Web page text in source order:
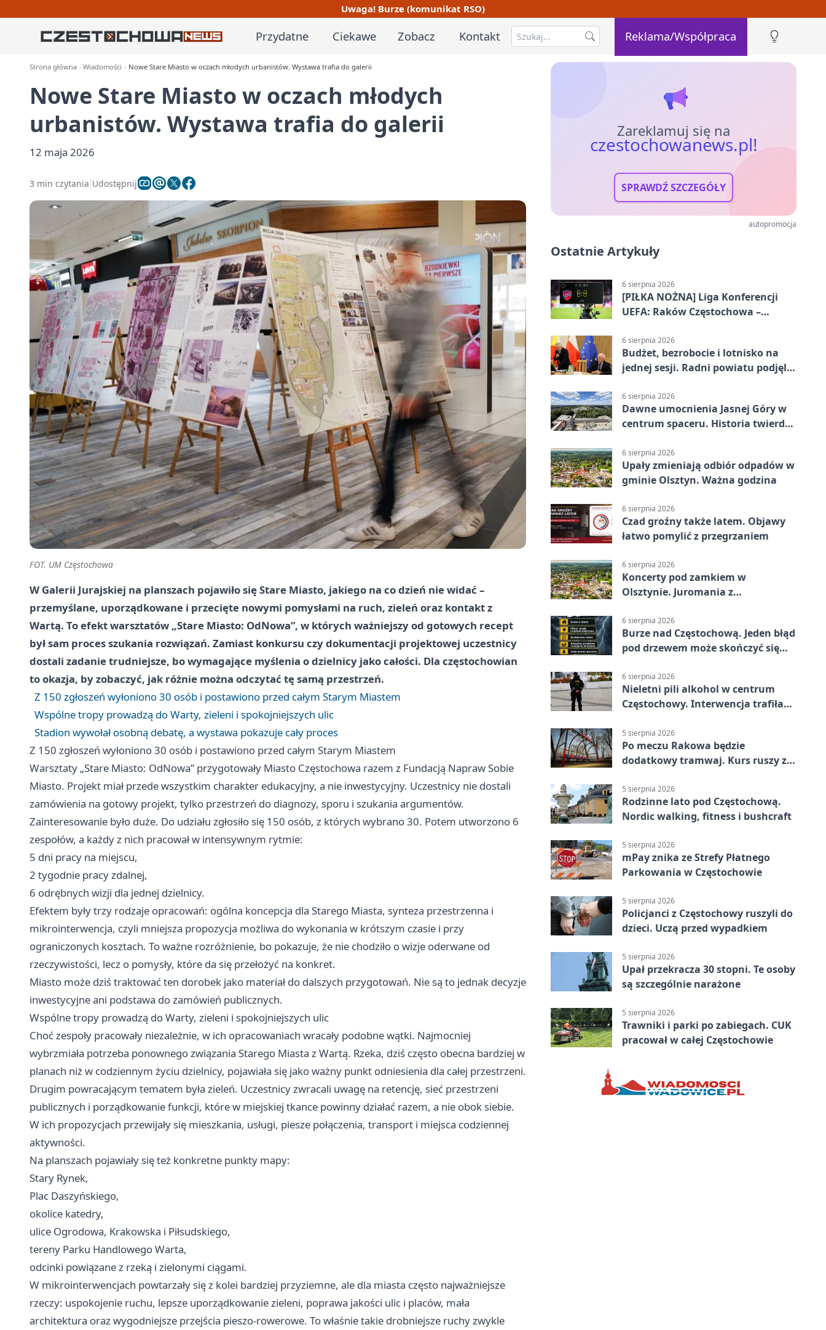
Uwaga! Burze (komunikat RSO)
Przydatne Ciekawe Zobacz Kontakt Reklama/Współpraca
Strona główna Wiadomości Nowe Stare Miasto w oczach młodych urbanistów. Wystawa trafia do galerii
Nowe Stare Miasto w oczach młodych
urbanistów. Wystawa trafia do galerii
12 maja 2026
3 min czytania Udostępnij
FOT. UM Częstochowa
W Galerii Jurajskiej na planszach pojawiło się Stare Miasto, jakiego na co dzień nie widać –
przemyślane, uporządkowane i przecięte nowymi pomysłami na ruch, zieleń oraz kontakt z
Wartą. To efekt warsztatów „Stare Miasto: OdNowa”, w których ważniejszy od gotowych recept
był sam proces szukania rozwiązań. Zamiast konkursu czy dokumentacji projektowej uczestnicy
dostali zadanie trudniejsze, bo wymagające myślenia o dzielnicy jako całości. Dla częstochowian
to okazja, by zobaczyć, jak różnie można odczytać tę samą przestrzeń.
Z 150 zgłoszeń wyłoniono 30 osób i postawiono przed całym Starym Miastem
Wspólne tropy prowadzą do Warty, zieleni i spokojniejszych ulic
Stadion wywołał osobną debatę, a wystawa pokazuje cały proces
Z 150 zgłoszeń wyłoniono 30 osób i postawiono przed całym Starym Miastem
Warsztaty „Stare Miasto: OdNowa” przygotowały Miasto Częstochowa razem z Fundacją Napraw Sobie
Miasto. Projekt miał przede wszystkim charakter edukacyjny, a nie inwestycyjny. Uczestnicy nie dostali
zamówienia na gotowy projekt, tylko przestrzeń do diagnozy, sporu i szukania argumentów.
Zainteresowanie było duże. Do udziału zgłosiło się 150 osób, z których wybrano 30. Potem utworzono 6
zespołów, a każdy z nich pracował w intensywnym rytmie:
5 dni pracy na miejscu,
2 tygodnie pracy zdalnej,
6 odrębnych wizji dla jednej dzielnicy.
Efektem były trzy rodzaje opracowań: ogólna koncepcja dla Starego Miasta, synteza przestrzenna i
mikrointerwencja, czyli mniejsza propozycja możliwa do wykonania w krótszym czasie i przy
ograniczonych kosztach. To ważne rozróżnienie, bo pokazuje, że nie chodziło o wizje oderwane od
rzeczywistości, lecz o pomysły, które da się przełożyć na konkret.
Miasto może dziś traktować ten dorobek jako materiał do dalszych przygotowań. Nie są to jednak decyzje
inwestycyjne ani podstawa do zamówień publicznych.
Wspólne tropy prowadzą do Warty, zieleni i spokojniejszych ulic
Choć zespoły pracowały niezależnie, w ich opracowaniach wracały podobne wątki. Najmocniej
wybrzmiała potrzeba ponownego związania Starego Miasta z Wartą. Rzeka, dziś często obecna bardziej w
planach niż w codziennym życiu dzielnicy, pojawiała się jako ważny punkt odniesienia dla całej przestrzeni.
Drugim powracającym tematem była zieleń. Uczestnicy zwracali uwagę na retencję, sieć przestrzeni
publicznych i porządkowanie funkcji, które w miejskiej tkance powinny działać razem, a nie obok siebie.
W ich propozycjach przewijały się mieszkania, usługi, piesze połączenia, transport i miejsca codziennej
aktywności.
Na planszach pojawiały się też konkretne punkty mapy:
Stary Rynek,
Plac Daszyńskiego,
okolice katedry,
ulice Ogrodowa, Krakowska i Piłsudskiego,
tereny Parku Handlowego Warta,
odcinki powiązane z rzeką i zielonymi ciągami.
W mikrointerwencjach powtarzały się z kolei bardziej przyziemne, ale dla miasta często najważniejsze
rzeczy: uspokojenie ruchu, lepsze uporządkowanie zieleni, poprawa jakości ulic i placów, mała
architektura oraz wygodniejsze przejścia pieszo-rowerowe. To właśnie takie drobniejsze ruchy zwykle
Zareklamuj się na
czestochowanews.pl!
SPRAWDŹ SZCZEGÓŁY
autopromocja
Ostatnie Artykuły
6 sierpnia 2026
[PIŁKA NOŻNA] Liga Konferencji
UEFA: Raków Częstochowa –
meczu III rundy eliminacji
6 sierpnia 2026
Budżet, bezrobocie i lotnisko na
jednej sesji. Radni powiatu podjęli
6 sierpnia 2026
Dawne umocnienia Jasnej Góry w
centrum spaceru. Historia twierdzy
6 sierpnia 2026
Upały zmieniają odbiór odpadów w
gminie Olsztyn. Ważna godzina
6 sierpnia 2026
Czad groźny także latem. Objawy
łatwo pomylić z przegrzaniem
6 sierpnia 2026
Koncerty pod zamkiem w
Olsztynie. Juromania z
6 sierpnia 2026
Burze nad Częstochową. Jeden błąd
pod drzewem może skończyć się
6 sierpnia 2026
Nieletni pili alkohol w centrum
Częstochowy. Interwencja trafiła
5 sierpnia 2026
Po meczu Rakowa będzie
dodatkowy tramwaj. Kurs ruszy ze
5 sierpnia 2026
Rodzinne lato pod Częstochową.
Nordic walking, fitness i bushcraft
5 sierpnia 2026
mPay znika ze Strefy Płatnego
Parkowania w Częstochowie
5 sierpnia 2026
Policjanci z Częstochowy ruszyli do
dzieci. Uczą przed wypadkiem
5 sierpnia 2026
Upał przekracza 30 stopni. Te osoby
są szczególnie narażone
5 sierpnia 2026
Trawniki i parki po zabiegach. CUK
pracował w całej Częstochowie